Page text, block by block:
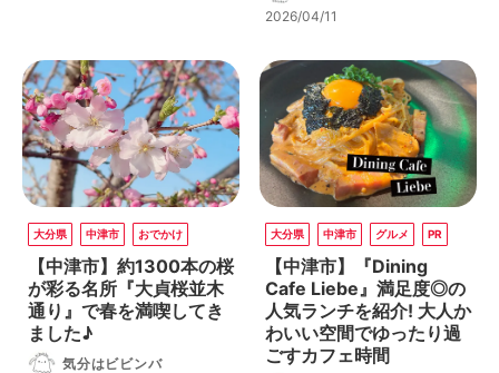
2026/04/11
大分県 中津市 おでかけ
【中津市】約1300本の桜
が彩る名所『大貞桜並木
通り』で春を満喫してき
ました♪
気分はビビンバ
大分県 中津市 グルメ PR
【中津市】『Dining
Cafe Liebe』満足度◎の
人気ランチを紹介! 大人か
わいい空間でゆったり過
ごすカフェ時間